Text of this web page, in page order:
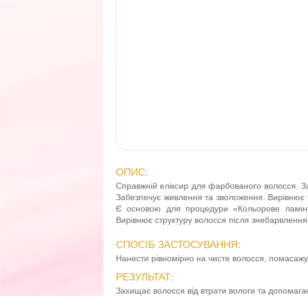
ОПИС:
Справжній еліксир для фарбованого волосся.
Забезпечує живлення та зволоження. Вирівнює
Є основою для процедури «Кольорове
Вирівнює структуру волосся після
СПОСІБ ЗАСТОСУВАННЯ:
Нанести рівномірно на чисте волосся,
РЕЗУЛЬТАТ:
Захищає волосся від втрати вологи та